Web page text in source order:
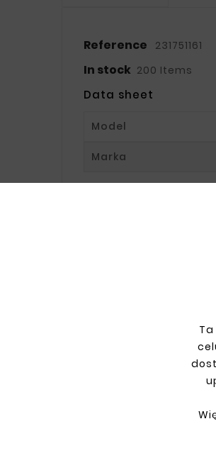
Reference 231751161
In stock 200 Items
Data sheet
Model
Marka